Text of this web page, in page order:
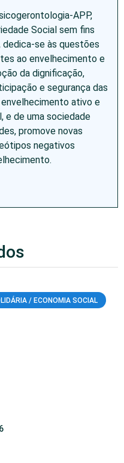
APP,
Social sem fins
dedica-se às questões
ao envelhecimento e
da dignificação,
e segurança das
ativo e
e de uma sociedade
promove novas
negativos
/ ECONOMIA SOCIAL